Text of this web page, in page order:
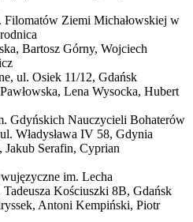
Filomatów Ziemi Michałowskiej w
Bartosz Górny, Wojciech
ul. Osiek 11/12, Gdańsk
Lena Wysocka, Hubert
Gdyńskich Nauczycieli Bohaterów
ul. Władysława IV 58, Gdynia
Serafin, Cyprian
im. Lecha
Tadeusza Kościuszki 8B, Gdańsk
Antoni Kempiński, Piotr